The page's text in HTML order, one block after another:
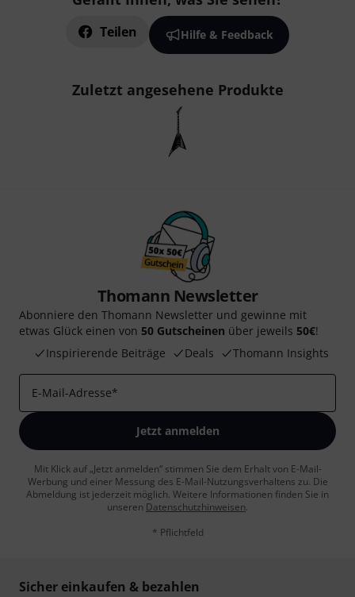
Teilen Hilfe & Feedback
Zuletzt angesehene Produkte
Thomann Newsletter
Abonniere den Thomann Newsletter und gewinne mit
etwas Glück einen von 50 Gutscheinen über jeweils 50€!
Inspirierende Beiträge
Deals Thomann Insights
E-Mail-Adresse*
Jetzt anmelden
Mit Klick auf „Jetzt anmelden“ stimmen Sie dem Erhalt von E-Mail-
Werbung und einer Messung des E-Mail-Nutzungsverhaltens zu. Die
Abmeldung ist jederzeit möglich. Weitere Informationen finden Sie in
unseren Datenschutzhinweisen.
* Pflichtfeld
Sicher einkaufen & bezahlen